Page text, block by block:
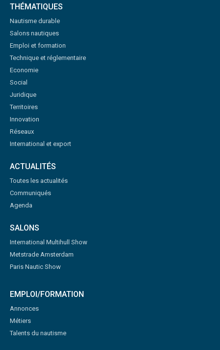
THÉMATIQUES
Nautisme durable
Salons nautiques
Emploi et formation
Technique et réglementaire
Economie
Social
Juridique
Territoires
Innovation
Réseaux
International et export
ACTUALITÉS
Toutes les actualités
Communiqués
Agenda
SALONS
International Multihull Show
Metstrade Amsterdam
Paris Nautic Show
EMPLOI/FORMATION
Annonces
Métiers
Talents du nautisme